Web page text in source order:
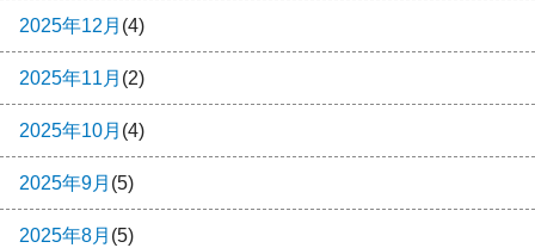
2025年12月 (4)
2025年11月 (2)
2025年10月 (4)
2025年9月 (5)
2025年8月 (5)